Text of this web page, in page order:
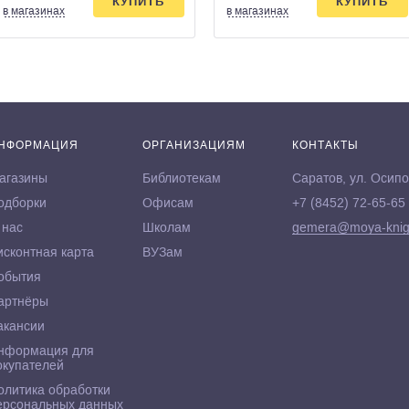
в магазинах
в магазинах
карта
для
обработки
данных
ОРГАНИЗАЦИЯМ
Библиотекам
Офисам
Школам
ВУЗам
КОНТАКТЫ
Саратов, ул.
+7 (8452) 72-65-65
gemera@moya-